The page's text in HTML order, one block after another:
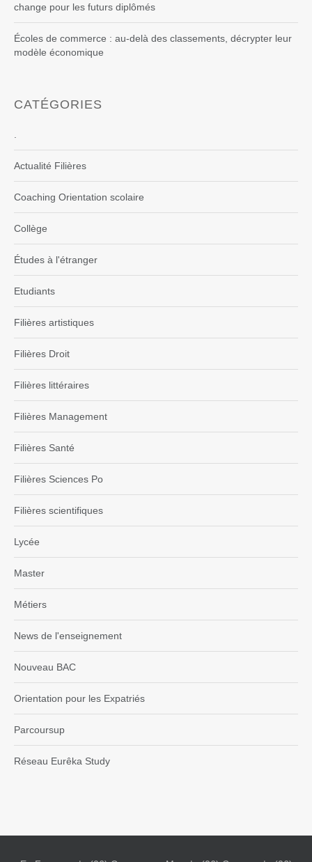
change pour les futurs diplômés
Écoles de commerce : au-delà des classements, décrypter leur
modèle économique
CATÉGORIES
Actualité Filières
Coaching Orientation scolaire
Collège
Études à l'étranger
Etudiants
Filières artistiques
Filières Droit
Filières littéraires
Filières Management
Filières Santé
Filières Sciences Po
Filières scientifiques
Lycée
Master
Métiers
News de l'enseignement
Nouveau BAC
Orientation pour les Expatriés
Parcoursup
Réseau Eurêka Study